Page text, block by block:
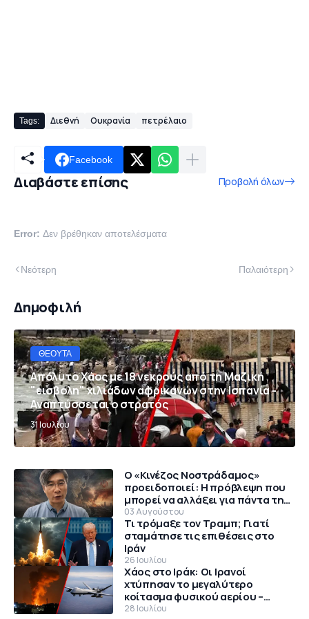
Tags: Διεθνή Ουκρανία πετρέλαιο
Facebook
Διαβάστε επίσης Προβολή όλων
Error: Δεν βρέθηκαν αποτελέσματα
Νεότερη Παλαιότερη
Δημοφιλή
ΘΈΟΥΤΑ
Απόλυτο Χάος με 18 νεκρούς από τη Μαζική
"εισβολη" χιλιάδων αφρικανών στην Ισπανία -
Αναπτύσσεται ο στρατός
31 Ιουλίου
Ο «Κινέζος Νοστράδαμος»
προειδοποιεί: Η πρόβλεψη που
μπορεί να αλλάξει για πάντα την
παγκόσμια τάξη
03 Αυγούστου
Τι τρόμαξε τον Τραμπ; Γιατί
σταμάτησε τις επιθέσεις στο
Ιράν
26 Ιουλίου
Χάος στο Ιράκ: Οι Ιρανοί
χτύπησαν το μεγαλύτερο
κοίτασμα φυσικού αερίου –
Θρίλερ με αμερικανικό MQ-9
28 Ιουλίου